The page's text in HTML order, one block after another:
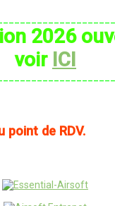
2026
voir ICI
point de RDV.